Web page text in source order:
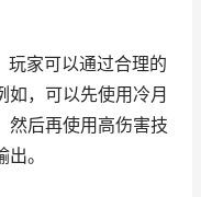
玩家可以通过合理的
如，可以先使用冷月
然后再使用高伤害技
。